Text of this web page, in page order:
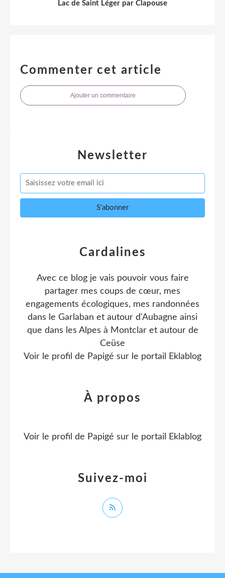
Lac de Saint Léger par Clapouse
Commenter cet article
Ajouter un commentaire
Newsletter
Cardalines
Avec ce blog je vais pouvoir vous faire
partager mes coups de cœur, mes
engagements écologiques, mes randonnées
dans le Garlaban et autour d'Aubagne ainsi
que dans les Alpes à Montclar et autour de
Ceüse
Voir le profil de Papigé sur le portail Eklablog
Suivez-moi
À propos
Voir le profil de Papigé sur le portail Eklablog